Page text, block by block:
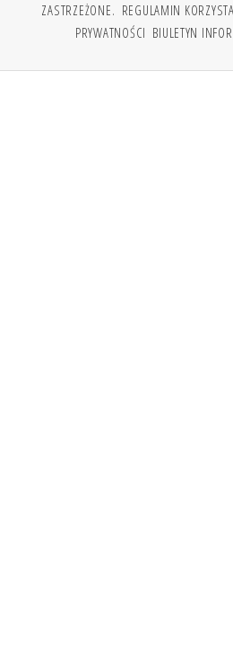
ZASTRZEŻONE. REGULAMIN
PRYWATNOŚCI BIULETYN